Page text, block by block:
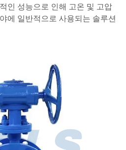
인 성능으로 인해 고온 및 고압
에 일반적으로 사용되는 솔루션